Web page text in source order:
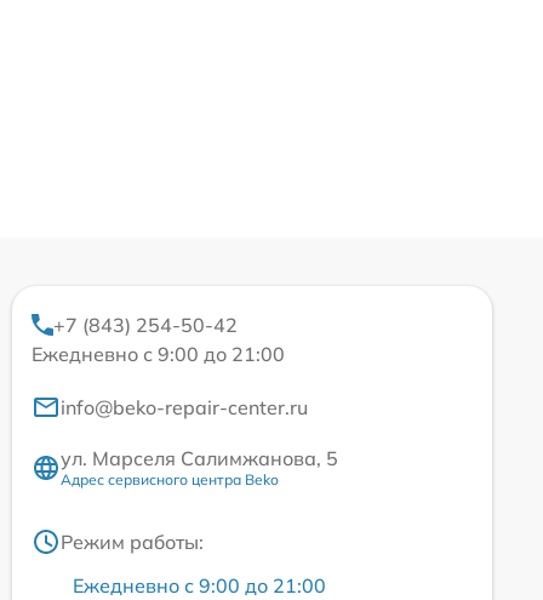
+7 (843) 254-50-42
Ежедневно с 9:00 до 21:00
info@beko-repair-center.ru
ул. Марселя Салимжанова, 5
Адрес сервисного центра Beko
Режим работы:
Ежедневно с 9:00 до 21:00